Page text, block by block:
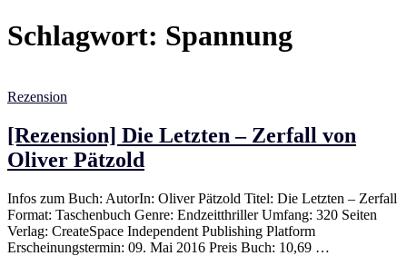
Schlagwort: Spannung
Rezension
[Rezension] Die Letzten – Zerfall von
Oliver Pätzold
Infos zum Buch: AutorIn: Oliver Pätzold Titel: Die Letzten – Zerfall
Format: Taschenbuch Genre: Endzeitthriller Umfang: 320 Seiten
Verlag: CreateSpace Independent Publishing Platform
Erscheinungstermin: 09. Mai 2016 Preis Buch: 10,69 …